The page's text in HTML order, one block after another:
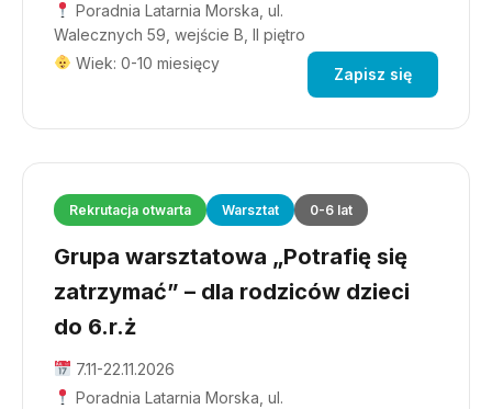
Poradnia Latarnia Morska, ul.
Walecznych 59, wejście B, II piętro
Wiek: 0-10 miesięcy
Zapisz się
Rekrutacja otwarta Warsztat 0-6 lat
Grupa warsztatowa „Potrafię się
zatrzymać” – dla rodziców dzieci
do 6.r.ż
7.11-22.11.2026
Poradnia Latarnia Morska, ul.